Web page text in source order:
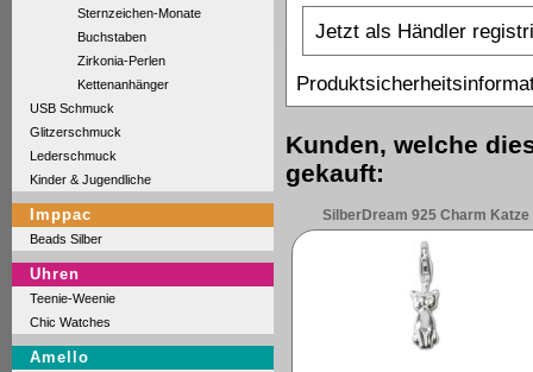
Sternzeichen-Monate
Buchstaben
Zirkonia-Perlen
Kettenanhänger
USB Schmuck
Glitzerschmuck
Lederschmuck
Kinder & Jugendliche
Imppac
Beads Silber
Uhren
Teenie-Weenie
Chic Watches
Amello
Jetzt als Händler
Kunden, welche
gekauft:
SilberDream 925 Charm Katze
Armband Anhänger FC1029